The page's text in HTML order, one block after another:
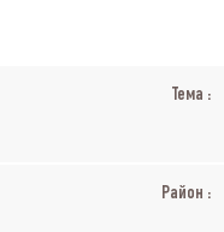
Тема :
Район :